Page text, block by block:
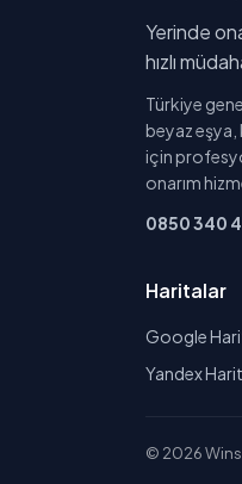
Yerinde
hızlı
Türkiye
beyaz eşya,
için
onarım
0850 340
Haritalar
Google
Yandex
© 2026 Wins